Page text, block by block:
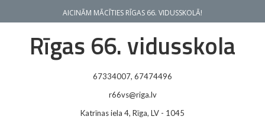
AICINĀM MĀCĪTIES RĪGAS 66. VIDUSSKOLĀ!
Rīgas 66. vidusskola
67334007, 67474496
r66vs@riga.lv
Katrīnas iela 4, Rīga, LV - 1045